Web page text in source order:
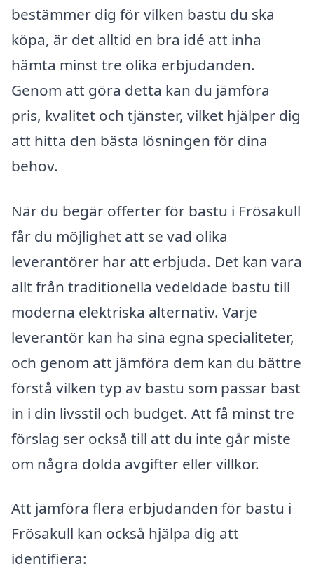
bestämmer dig för vilken bastu du ska
köpa, är det alltid en bra idé att inha
hämta minst tre olika erbjudanden.
Genom att göra detta kan du jämföra
pris, kvalitet och tjänster, vilket hjälper dig
att hitta den bästa lösningen för dina
behov.
När du begär offerter för bastu i Frösakull
får du möjlighet att se vad olika
leverantörer har att erbjuda. Det kan vara
allt från traditionella vedeldade bastu till
moderna elektriska alternativ. Varje
leverantör kan ha sina egna specialiteter,
och genom att jämföra dem kan du bättre
förstå vilken typ av bastu som passar bäst
in i din livsstil och budget. Att få minst tre
förslag ser också till att du inte går miste
om några dolda avgifter eller villkor.
Att jämföra flera erbjudanden för bastu i
Frösakull kan också hjälpa dig att
identifiera: